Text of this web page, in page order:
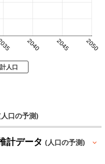
2040 2045 2050
人口
口の予測)
計データ(人口の予測)